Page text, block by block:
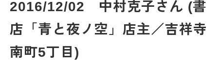
2016/12/02 中村克子さん (書
店「青と夜ノ空」店主／吉祥寺
南町5丁目)